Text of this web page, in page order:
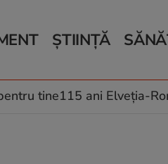
ȘTIINȚĂ
Schimbări climatice
Relații
Rețete
tine115 ani Elveția-